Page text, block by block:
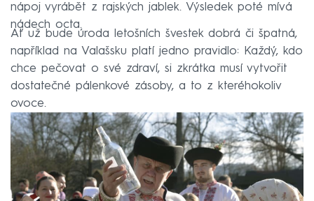
nápoj vyrábět z rajských jablek. Výsledek poté mívá
nádech octa.
Ať už bude úroda letošních švestek dobrá či špatná,
například na Valašsku platí jedno pravidlo: Každý, kdo
chce pečovat o své zdraví, si zkrátka musí vytvořit
dostatečné pálenkové zásoby, a to z kteréhokoliv
ovoce.